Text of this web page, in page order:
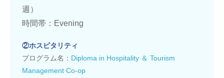
週）
時間帯：Evening
②ホスピタリティ
プログラム名： Diploma in Hospitality ＆ Tourism
Management Co-op